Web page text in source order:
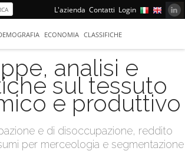
L'azienda Contatti Login
ECONOMIA CLASSIFICHE
analisi e
sul tessuto
e produttivo
e di disoccupazione, reddito
per merceologia e segmentazione